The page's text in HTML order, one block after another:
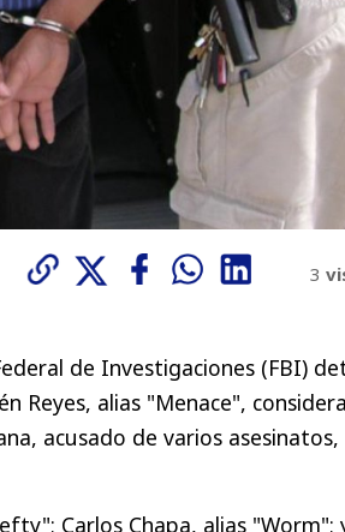
3
de Investigaciones (FBI)
Reyes, alias "Menace",
acusado de varios asesinatos,
Carlos Chapa, alias "Worm";